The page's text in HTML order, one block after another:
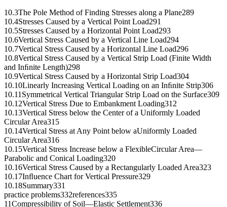
10.3The Pole Method of Finding Stresses along a Plane289
10.4Stresses Caused by a Vertical Point Load291
10.5Stresses Caused by a Horizontal Point Load293
10.6Vertical Stress Caused by a Vertical Line Load294
10.7Vertical Stress Caused by a Horizontal Line Load296
10.8Vertical Stress Caused by a Vertical Strip Load (Finite Width
and Inﬁnite Length)298
10.9Vertical Stress Caused by a Horizontal Strip Load304
10.10Linearly Increasing Vertical Loading on an Inﬁnite Strip306
10.11Symmetrical Vertical Triangular Strip Load on the Surface309
10.12Vertical Stress Due to Embankment Loading312
10.13Vertical Stress below the Center of a Uniformly Loaded
Circular Area315
10.14Vertical Stress at Any Point below aUniformly Loaded
Circular Area316
10.15Vertical Stress Increase below a FlexibleCircular Area—
Parabolic and Conical Loading320
10.16Vertical Stress Caused by a Rectangularly Loaded Area323
10.17Inﬂuence Chart for Vertical Pressure329
10.18Summary331
practice problems332references335
11Compressibility of Soil—Elastic Settlement336